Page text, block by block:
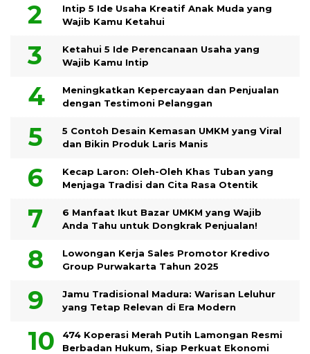
Intip 5 Ide Usaha Kreatif Anak Muda yang
Wajib Kamu Ketahui
Ketahui 5 Ide Perencanaan Usaha yang
Wajib Kamu Intip
Meningkatkan Kepercayaan dan Penjualan
dengan Testimoni Pelanggan
5 Contoh Desain Kemasan UMKM yang Viral
dan Bikin Produk Laris Manis
Kecap Laron: Oleh-Oleh Khas Tuban yang
Menjaga Tradisi dan Cita Rasa Otentik
6 Manfaat Ikut Bazar UMKM yang Wajib
Anda Tahu untuk Dongkrak Penjualan!
Lowongan Kerja Sales Promotor Kredivo
Group Purwakarta Tahun 2025
Jamu Tradisional Madura: Warisan Leluhur
yang Tetap Relevan di Era Modern
474 Koperasi Merah Putih Lamongan Resmi
Berbadan Hukum, Siap Perkuat Ekonomi